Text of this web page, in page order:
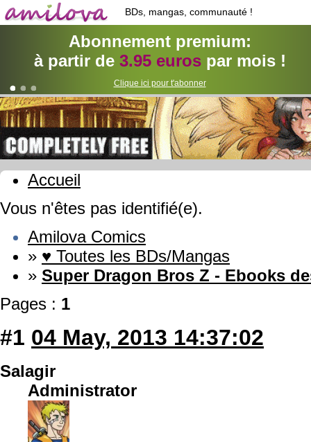
BDs, mangas, communauté !
Abonnement premium:
à partir de 3.95 eurospar mois !
Clique ici pour t'abonner
Accueil
Vous n'êtes pas identifié(e).
Amilova Comics
» ♥ Toutes les BDs/Mangas
» Super Dragon Bros Z - Ebooks
Pages : 1
#1 04 May, 2013 14:37:02
Salagir
Administrator